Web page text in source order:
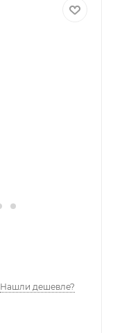
Нашли дешевле?